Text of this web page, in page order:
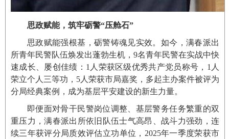
思政赋能，筑牢砺警“压舱石”
思政赋能强根基，砺警铸魂见实效。如今，满春派出
所青年民警队伍焕发出蓬勃生机，9名青年民警在实战中快
速成长、屡创佳绩：1人荣获区级优秀共产党员称号，1人
荣立个人三等功，5人荣获市局嘉奖，多起主办案件被评为
分局经典案例，成为基层平安建设的新生力量。
即便面对骨干民警岗位调整、基层警务任务繁重的双
重压力，满春派出所依旧队伍士气高昂、战斗力强劲，连
续三年获评分局质效评估立功单位，2025年一季度荣获市